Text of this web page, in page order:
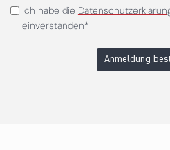
Ich habe die
einverstanden*
Anmeldung